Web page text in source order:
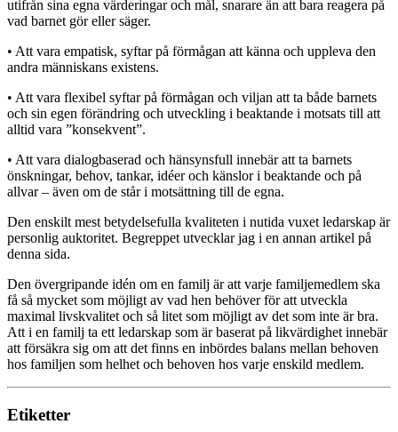
utifrån sina egna värderingar och mål, snarare än att bara reagera på
vad barnet gör eller säger.
• Att vara empatisk, syftar på förmågan att känna och uppleva den
andra människans existens.
• Att vara flexibel syftar på förmågan och viljan att ta både barnets
och sin egen förändring och utveckling i beaktande i motsats till att
alltid vara ”konsekvent”.
• Att vara dialogbaserad och hänsynsfull innebär att ta barnets
önskningar, behov, tankar, idéer och känslor i beaktande och på
allvar – även om de står i motsättning till de egna.
Den enskilt mest betydelsefulla kvaliteten i nutida vuxet ledarskap är
personlig auktoritet. Begreppet utvecklar jag i en annan artikel på
denna sida.
Den övergripande idén om en familj är att varje familjemedlem ska
få så mycket som möjligt av vad hen behöver för att utveckla
maximal livskvalitet och så litet som möjligt av det som inte är bra.
Att i en familj ta ett ledarskap som är baserat på likvärdighet innebär
att försäkra sig om att det finns en inbördes balans mellan behoven
hos familjen som helhet och behoven hos varje enskild medlem.
Etiketter